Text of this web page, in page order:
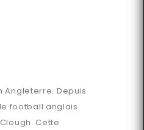
Angleterre. Depuis
football anglais.
Cette